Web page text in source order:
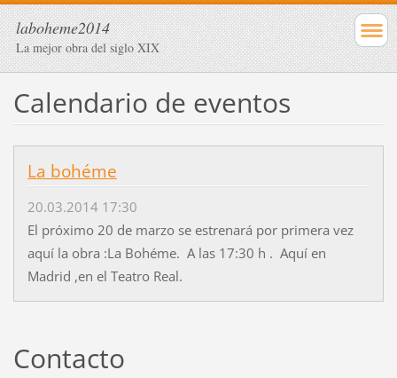
laboheme2014
La mejor obra del siglo XIX
Calendario de eventos
La bohéme
20.03.2014 17:30
El próximo 20 de marzo se estrenará por primera vez
aquí la obra :La Bohéme. A las 17:30 h . Aquí en
Madrid ,en el Teatro Real.
Contacto